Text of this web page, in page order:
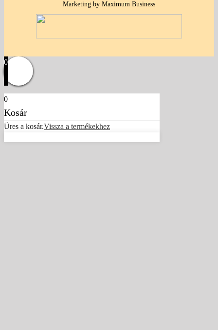
Marketing by Maximum Business
0
0
Kosár
Üres a kosár.Vissza a termékekhez